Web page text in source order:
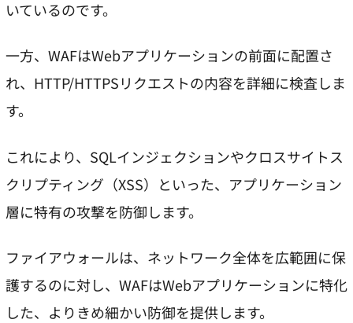
いているのです。
一方、WAFはWebアプリケーションの前面に配置さ
れ、HTTP/HTTPSリクエストの内容を詳細に検査しま
す。
これにより、SQLインジェクションやクロスサイトス
クリプティング（XSS）といった、アプリケーション
層に特有の攻撃を防御します。
ファイアウォールは、ネットワーク全体を広範囲に保
護するのに対し、WAFはWebアプリケーションに特化
した、よりきめ細かい防御を提供します。